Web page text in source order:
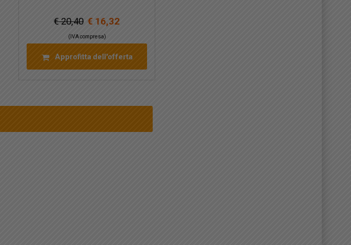
€ 20,40 € 16,32
(IVA compresa)
Approfitta dell'offerta